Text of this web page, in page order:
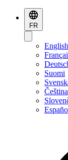
FR
English
Suomi
Čeština